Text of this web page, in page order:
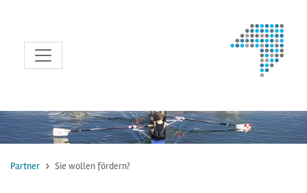
Partner Sie wollen fördern?